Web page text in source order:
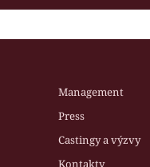
Management
Press
Castingy a výzvy
Kontakty